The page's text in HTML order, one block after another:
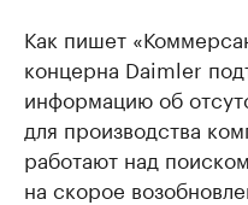
Как пишет
концерна Daimler
информацию об
для производства
работают над
на скорое